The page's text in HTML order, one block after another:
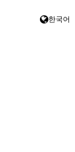
한국어